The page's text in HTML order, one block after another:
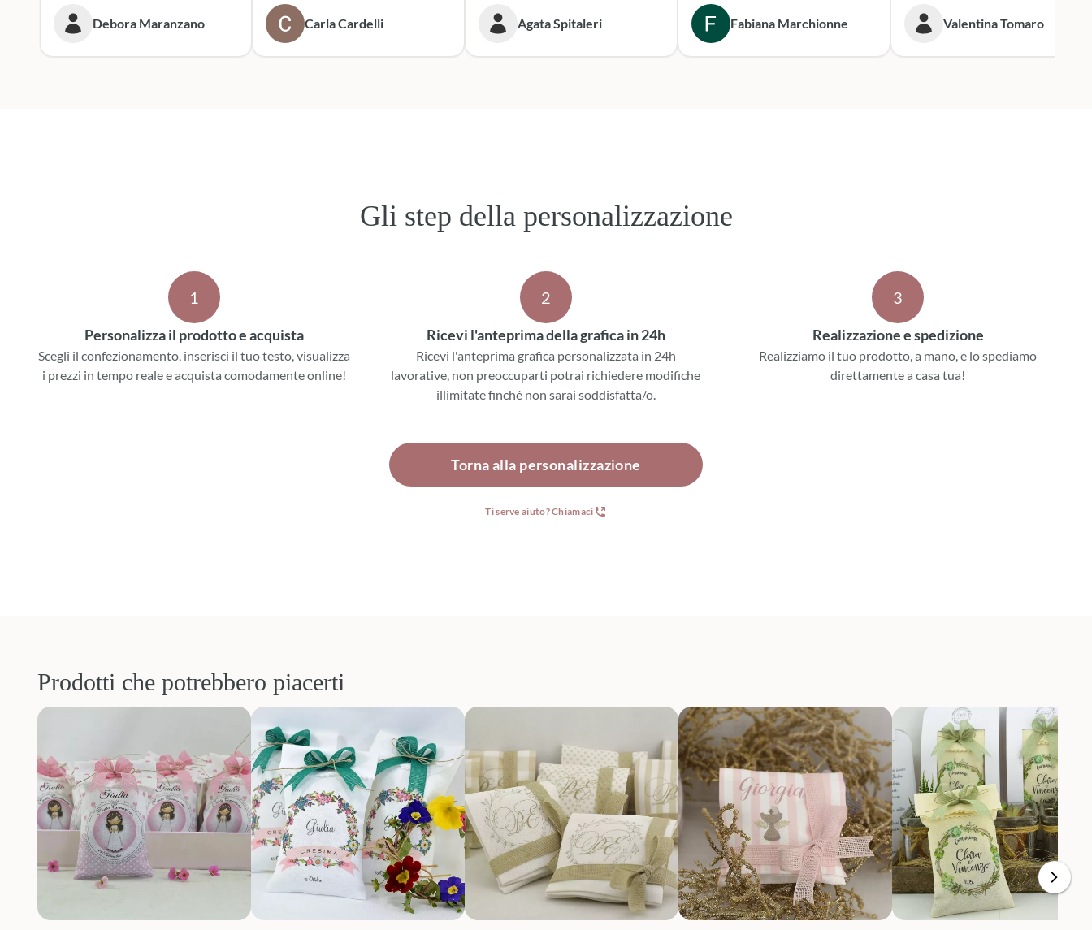
Debora Maranzano
tenero e accattivante e ne sono
entusiasta. Mi rivolgerò
sicuramente a loro per le
Carla Cardelli Agata Spitaleri
Consegna puntualissima
secondo i tempi stabiliti.
Sicuramente mi rivolgerò a loro
Fabiana Marchionne Valentina Tomaro
Gli step della personalizzazione
1
Personalizza il prodotto e acquista
Scegli il confezionamento, inserisci il tuo testo, visualizza
i prezzi in tempo reale e acquista comodamente online!
2
Ricevi l'anteprima della grafica in 24h
Ricevi l'anteprima grafica personalizzata in 24h
lavorative, non preoccuparti potrai richiedere modifiche
illimitate finché non sarai soddisfatta/o.
3
Realizzazione e spedizione
Realizziamo il tuo prodotto, a mano, e lo spediamo
direttamente a casa tua!
Torna alla personalizzazione
Ti serve aiuto? Chiamaci
Prodotti che potrebbero piacerti